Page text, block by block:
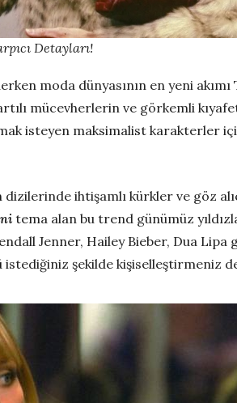
Detayları!
moda dünyasının en yeni
mücevherlerin ve görkemli
isteyen maksimalist karakterler
ihtişamlı kürkler ve göz
tema alan bu trend günümüz
Jenner, Hailey Bieber, Dua Lipa
istediğiniz şekilde kişiselleştirmeniz